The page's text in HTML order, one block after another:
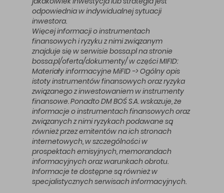
odpowiednia w indywidualnej sytuacji
inwestora.
Więcej informacji o instrumentach
finansowych i ryzyku z nimi związanym
znajduje się w serwisie bossa.pl na stronie
bossa.pl/oferta/dokumenty/ w części MIFID:
Materiały informacyjne MiFID -> Ogólny opis
istoty instrumentów finansowych oraz ryzyka
związanego z inwestowaniem w instrumenty
finansowe. Ponadto DM BOŚ S.A. wskazuje, że
informacje o instrumentach finansowych oraz
związanych z nimi ryzykach podawane są
również przez emitentów na ich stronach
internetowych, w szczególności w
prospektach emisyjnych, memorandach
informacyjnych oraz warunkach obrotu.
Informacje te dostępne są również w
specjalistycznych serwisach informacyjnych.